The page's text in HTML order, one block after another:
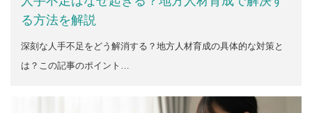
る方法を解説
深刻な人手不足をどう解消する？地方人材育成の具体的な対策と
は？この記事のポイント…